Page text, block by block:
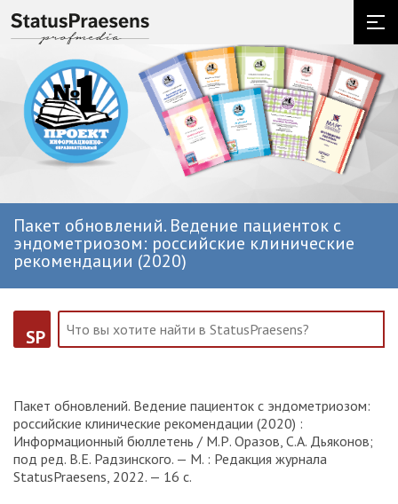
Пакет обновлений. Ведение пациенток с
эндометриозом: российские клинические
рекомендации (2020)
SP
Пакет обновлений. Ведение пациенток с эндометриозом:
российские клинические рекомендации (2020) :
Информационный бюллетень / М.Р. Оразов, С.А. Дьяконов;
под ред. В.Е. Радзинского. — М. : Редакция журнала
StatusPraesens, 2022. — 16 с.